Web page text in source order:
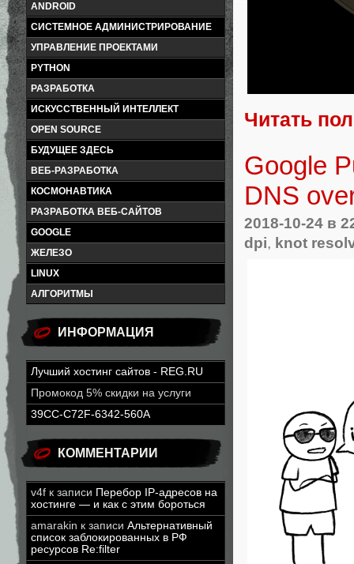
ANDROID
СИСТЕМНОЕ АДМИНИСТРИРОВАНИЕ
УПРАВЛЕНИЕ ПРОЕКТАМИ
PYTHON
РАЗРАБОТКА
ИСКУССТВЕННЫЙ ИНТЕЛЛЕКТ
OPEN SOURCE
БУДУЩЕЕ ЗДЕСЬ
ВЕБ-РАЗРАБОТКА
КОСМОНАВТИКА
РАЗРАБОТКА ВЕБ-САЙТОВ
GOOGLE
ЖЕЛЕЗО
LINUX
АЛГОРИТМЫ
ИНФОРМАЦИЯ
Лучший хостинг сайтов - REG.RU
Промокод 5% скидки на услуги
39CC-C72F-6342-560A
КОММЕНТАРИИ
v4f к записи Перебор IP-адресов на
хостинге — и как с этим бороться
amarakin к записи Альтернативный
список заблокированных в РФ
ресурсов Re:filter
Читать
Google
DNS
2018-10-24 в
dpi, knot